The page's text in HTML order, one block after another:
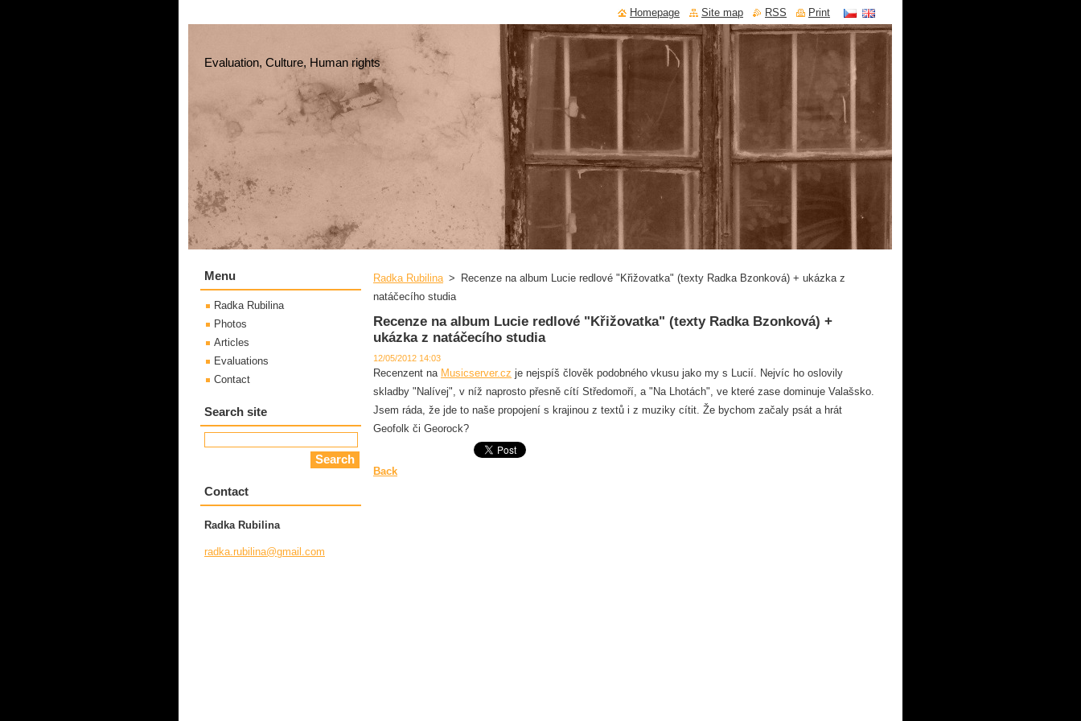
Evaluation, Culture, Human rights
Radka Rubilina >
Recenze na album Lucie redlové "Křižovatka" (texty Radka Bzonková) + ukázka z
natáčecího studia
Recenze na album Lucie redlové "Křižovatka" (texty Radka Bzonková) +
ukázka z natáčecího studia
12/05/2012 14:03
Recenzent na Musicserver.cz je nejspíš člověk podobného vkusu jako my s Lucií. Nejvíc ho oslovily
skladby "Nalívej", v níž naprosto přesně cítí Středomoří, a "Na Lhotách", ve které zase dominuje Valašsko.
Jsem ráda, že jde to naše propojení s krajinou z textů i z muziky cítit. Že bychom začaly psát a hrát
Geofolk či Georock?
Back
Menu
Radka Rubilina
Photos
Articles
Evaluations
Contact
Search site
Contact
Radka Rubilina
radka.rubilina@gmail.com
Homepage Site map RSS Print